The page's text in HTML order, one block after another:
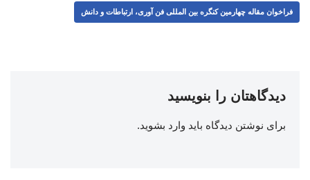
فراخوان مقاله چهارمین کنگره بین المللی فن آوری، ارتباطات و دانش
دیدگاهتان را بنویسید
برای نوشتن دیدگاه باید وارد بشوید.